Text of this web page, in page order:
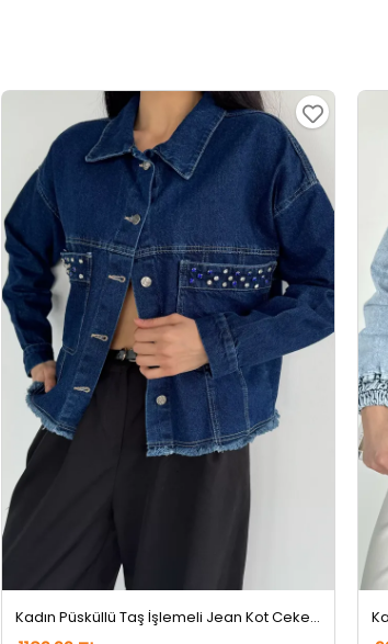
1109,99 TL